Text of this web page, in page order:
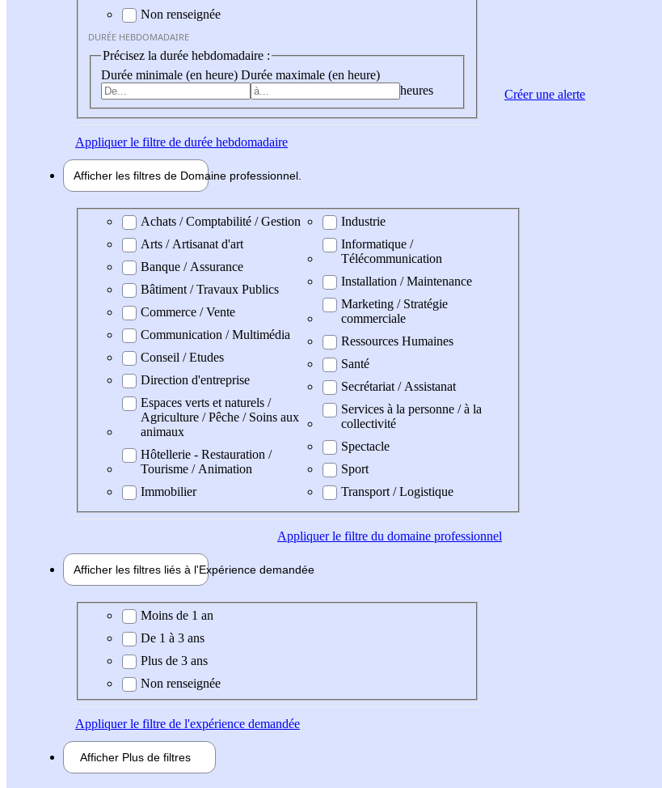
Non renseignée
DURÉE HEBDOMADAIRE
Précisez la durée hebdomadaire :
Durée minimale (en heure) Durée maximale (en heure)
heures
Appliquerle filtre de durée hebdomadaire
Afficher les filtres de Domaine professionnel
Domaine professionel
Achats / Comptabilité / Gestion
Arts / Artisanat d'art
Banque / Assurance
Bâtiment / Travaux Publics
Commerce / Vente
Communication / Multimédia
Conseil / Etudes
Direction d'entreprise
Espaces verts et naturels /
Agriculture / Pêche / Soins aux
animaux
Hôtellerie - Restauration /
Tourisme / Animation
Immobilier
Industrie
Informatique /
Télécommunication
Installation / Maintenance
Marketing / Stratégie
commerciale
Ressources Humaines
Santé
Secrétariat / Assistanat
Services à la personne / à la
collectivité
Spectacle
Sport
Transport / Logistique
Appliquerle filtre du domaine professionnel
Afficher les filtres liés à l'Expérience demandée
Expérience demandée
Moins de 1 an
De 1 à 3 ans
Plus de 3 ans
Non renseignée
Appliquerle filtre de l'expérience demandée
Afficher Plus de filtres
Créer une alerte